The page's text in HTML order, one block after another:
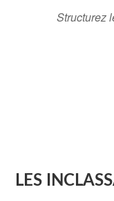
Structurez
LES